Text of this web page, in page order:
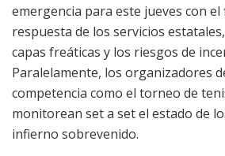
emergencia para este jueves con el
respuesta de los servicios
capas freáticas y los riesgos de
Paralelamente, los organizadores
competencia como el torneo de
monitorean set a set el estado de
infierno sobrevenido.